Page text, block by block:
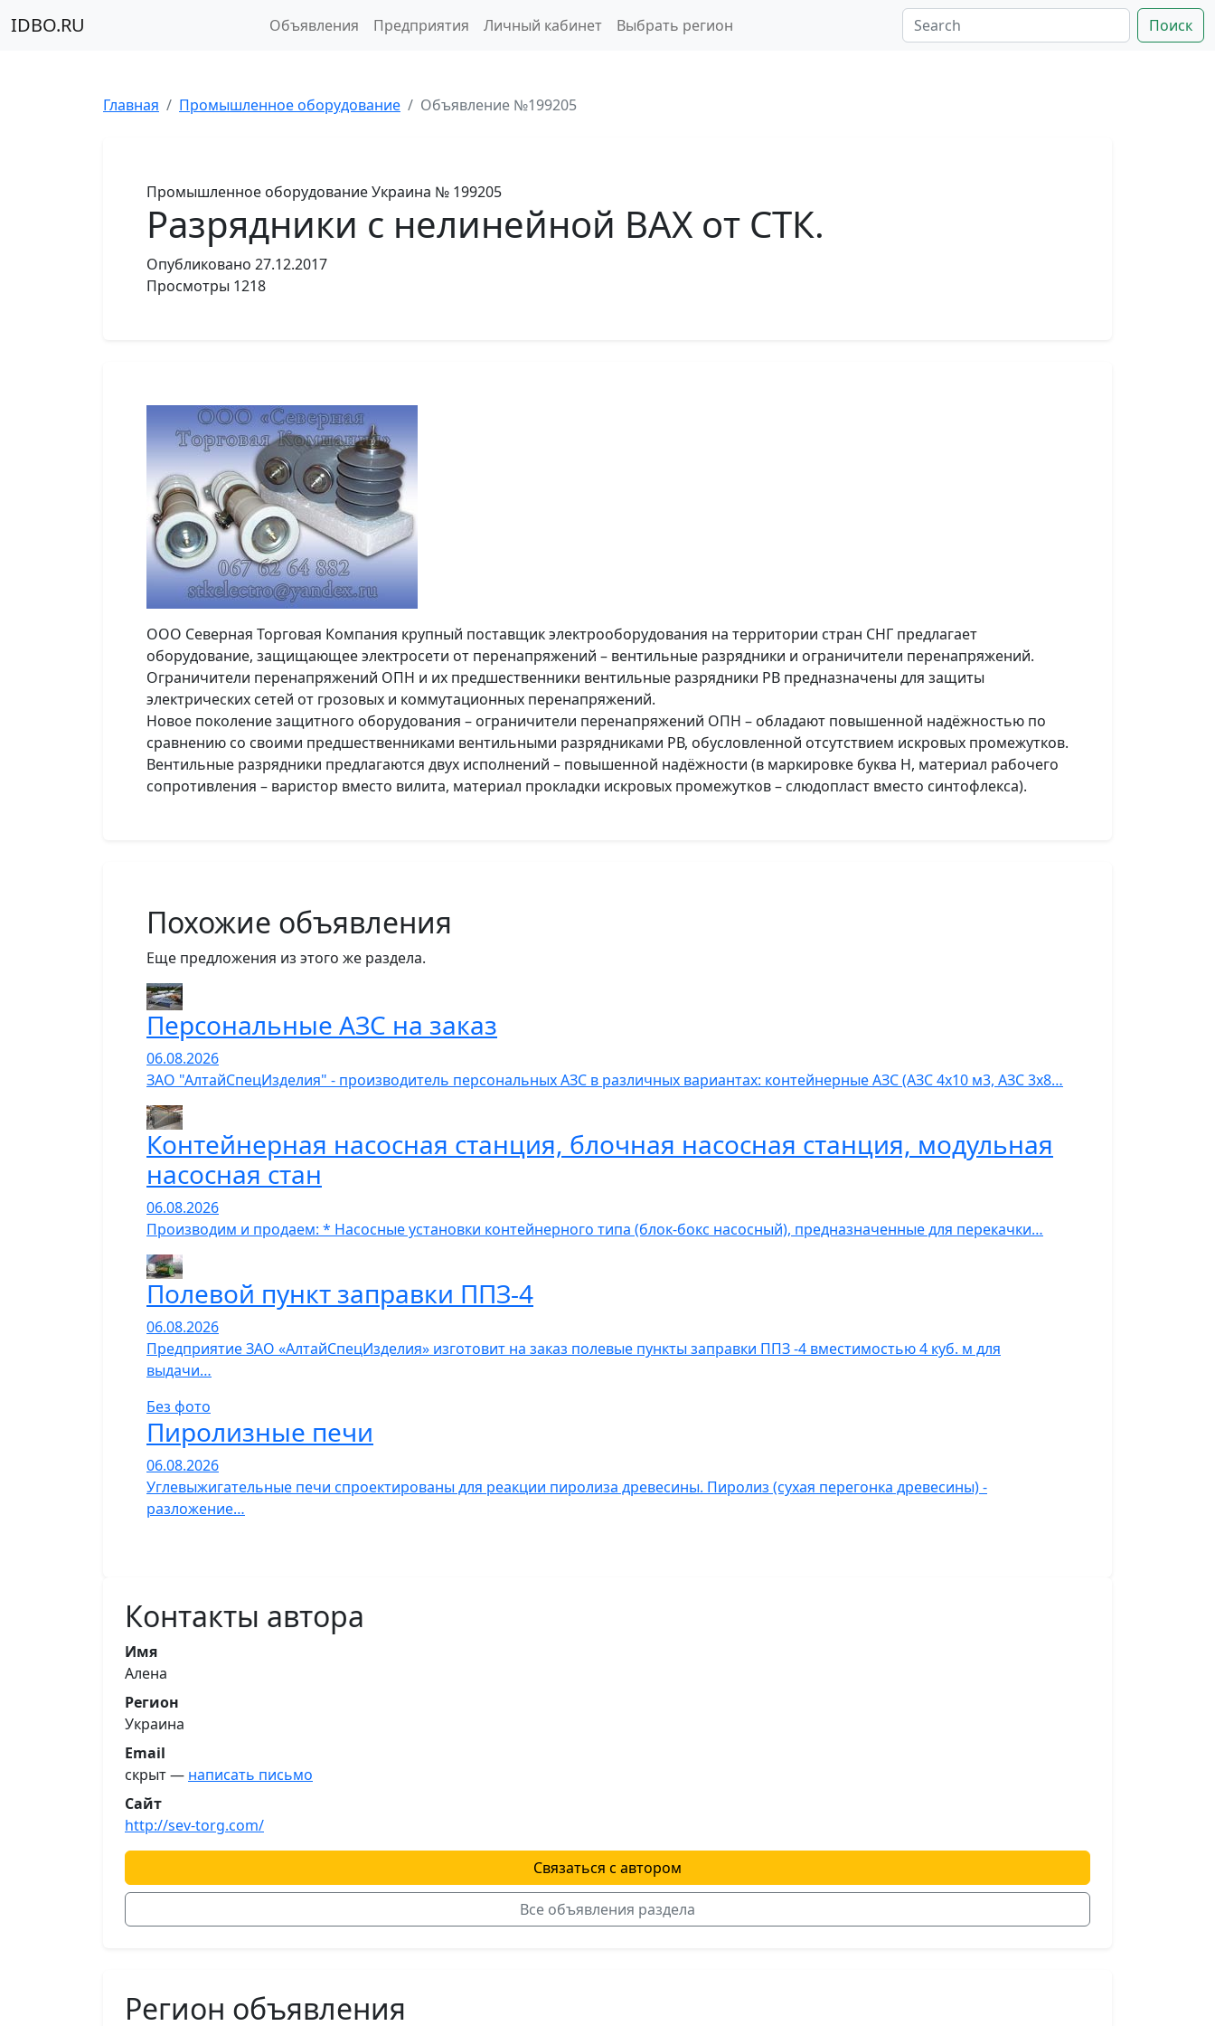
IDBO.RU Объявления Предприятия Личный кабинет Выбрать регион Поиск
Главная Промышленное оборудование Объявление №199205
Промышленное оборудованиеУкраина № 199205
Разрядники с нелинейной ВАХ от СТК.
Опубликовано 27.12.2017
Просмотры 1218
ООО Северная Торговая Компания крупный поставщик электрооборудования на территории стран СНГ предлагает
оборудование, защищающее электросети от перенапряжений – вентильные разрядники и ограничители перенапряжений.
Ограничители перенапряжений ОПН и их предшественники вентильные разрядники РВ предназначены для защиты
электрических сетей от грозовых и коммутационных перенапряжений.
Новое поколение защитного оборудования – ограничители перенапряжений ОПН – обладают повышенной надёжностью по
сравнению со своими предшественниками вентильными разрядниками РВ, обусловленной отсутствием искровых промежутков.
Вентильные разрядники предлагаются двух исполнений – повышенной надёжности (в маркировке буква Н, материал рабочего
сопротивления – варистор вместо вилита, материал прокладки искровых промежутков – слюдопласт вместо синтофлекса).
Похожие объявления
Еще предложения из этого же раздела.
Персональные АЗС на заказ
06.08.2026
ЗАО "АлтайСпецИзделия" - производитель персональных АЗС в различных вариантах: контейнерные АЗС (АЗС 4х10 м3, АЗС 3х8…
Контейнерная насосная станция, блочная насосная станция, модульная
насосная стан
06.08.2026
Производим и продаем: * Насосные установки контейнерного типа (блок-бокс насосный), предназначенные для перекачки…
Полевой пункт заправки ППЗ-4
06.08.2026
Предприятие ЗАО «АлтайСпецИзделия» изготовит на заказ полевые пункты заправки ППЗ -4 вместимостью 4 куб. м для
выдачи…
Без фото
Пиролизные печи
06.08.2026
Углевыжигательные печи спроектированы для реакции пиролиза древесины. Пиролиз (сухая перегонка древесины) -
разложение…
Контакты автора
Имя
Алена
Регион
Украина
Email
скрыт — написать письмо
Сайт
http://sev-torg.com/
Связаться с автором
Все объявления раздела
Регион объявления